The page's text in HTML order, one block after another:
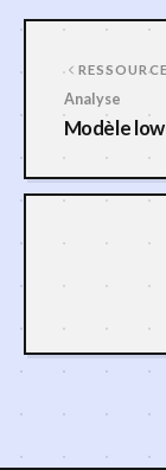
Analyse
Modèle